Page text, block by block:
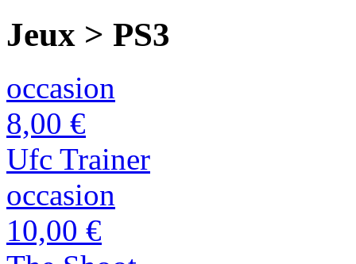
Jeux > PS3
occasion
8,00 €
Ufc Trainer
occasion
10,00 €